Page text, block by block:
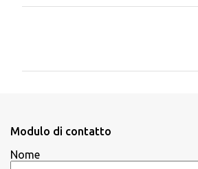
i
Modulo di contatto
Nome